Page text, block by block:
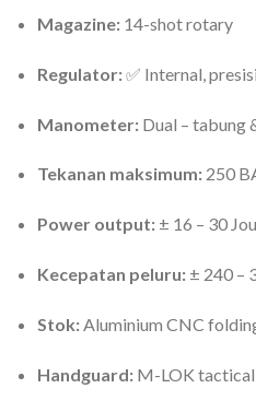
Magazine:14-shot rotary
Regulator:✅ Internal,
Manometer:Dual – tabung
Tekanan maksimum:250
Power output:± 16 – 30
Kecepatan peluru:± 240 –
Stok:Aluminium CNC
Handguard:M-LOK